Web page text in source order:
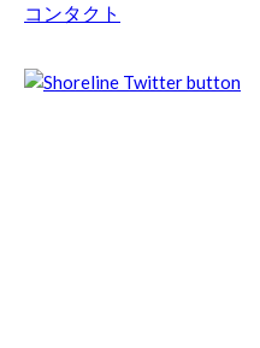
コンタクト